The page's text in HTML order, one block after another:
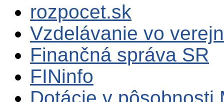
rozpocet.sk
Vzdelávanie vo
Finančná správa SR
FINinfo
Dotácie v pôsobnosti